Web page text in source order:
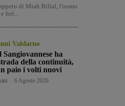
di Miah Billal, l'uomo
ferì...
Valdarno
ha
della continuità,
paio i volti nuovi
6 Agosto 2026